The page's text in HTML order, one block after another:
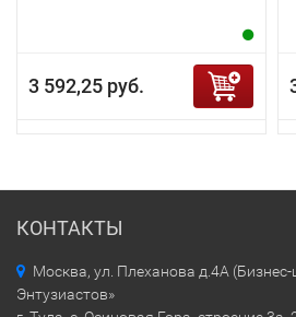
3 592,25 руб.
КОНТАКТЫ
Москва, ул. Плеханова д.4А
Энтузиастов»